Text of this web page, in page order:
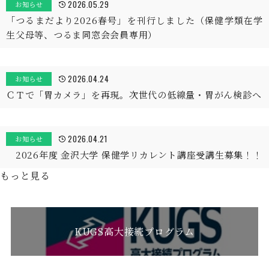
お知らせ 2026.05.29
「つるまだより2026春号」を刊行しました（保健学類在学
生父母等、つるま同窓会会員専用）
お知らせ 2026.04.24
ＣＴで「胃カメラ」を再現。次世代の低線量・胃がん検診へ
お知らせ 2026.04.21
2026年度 金沢大学 保健学リカレント講座受講生募集！！
もっと見る
KUGS高大接続プログラム